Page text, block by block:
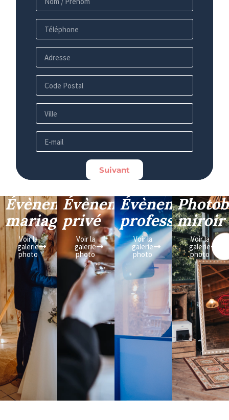
Suivant
Évènement
mariage
Voir la
galerie
photo
Évènement
privé
Voir la
galerie
photo
Évènement
professionnel
Voir la
galerie
photo
miroir
Voir la
galerie
photo